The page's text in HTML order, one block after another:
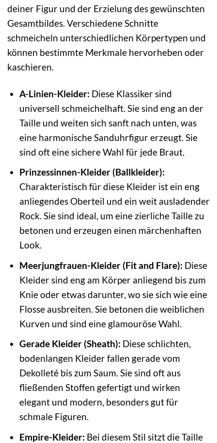
deiner Figur und der Erzielung des gewünschten
Gesamtbildes. Verschiedene Schnitte
schmeicheln unterschiedlichen Körpertypen und
können bestimmte Merkmale hervorheben oder
kaschieren.
A-Linien-Kleider: Diese Klassiker sind
universell schmeichelhaft. Sie sind eng an der
Taille und weiten sich sanft nach unten, was
eine harmonische Sanduhrfigur erzeugt. Sie
sind oft eine sichere Wahl für jede Braut.
Prinzessinnen-Kleider (Ballkleider):
Charakteristisch für diese Kleider ist ein eng
anliegendes Oberteil und ein weit ausladender
Rock. Sie sind ideal, um eine zierliche Taille zu
betonen und erzeugen einen märchenhaften
Look.
Meerjungfrauen-Kleider (Fit and Flare): Diese
Kleider sind eng am Körper anliegend bis zum
Knie oder etwas darunter, wo sie sich wie eine
Flosse ausbreiten. Sie betonen die weiblichen
Kurven und sind eine glamouröse Wahl.
Gerade Kleider (Sheath): Diese schlichten,
bodenlangen Kleider fallen gerade vom
Dekolleté bis zum Saum. Sie sind oft aus
fließenden Stoffen gefertigt und wirken
elegant und modern, besonders gut für
schmale Figuren.
Empire-Kleider: Bei diesem Stil sitzt die Taille